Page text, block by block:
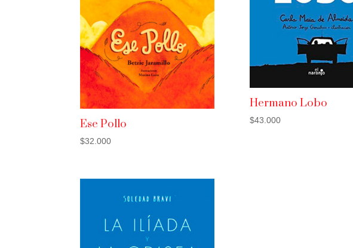
Ese Pollo
$32.000
Hermano Lobo
$43.000